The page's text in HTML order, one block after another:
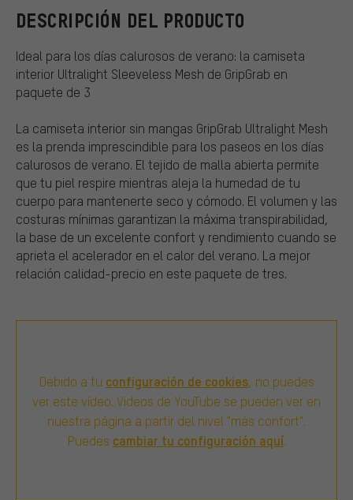
DESCRIPCIÓN DEL PRODUCTO
Ideal para los días calurosos de verano: la camiseta
interior Ultralight Sleeveless Mesh de GripGrab en
paquete de 3
La camiseta interior sin mangas GripGrab Ultralight Mesh
es la prenda imprescindible para los paseos en los días
calurosos de verano. El tejido de malla abierta permite
que tu piel respire mientras aleja la humedad de tu
cuerpo para mantenerte seco y cómodo. El volumen y las
costuras mínimas garantizan la máxima transpirabilidad,
la base de un excelente confort y rendimiento cuando se
aprieta el acelerador en el calor del verano. La mejor
relación calidad-precio en este paquete de tres.
Debido a tu configuración de cookies, no puedes
ver este vídeo. Videos de YouTube se pueden ver en
nuestra página a partir del nivel "más confort".
Puedes cambiar tu configuración aquí.